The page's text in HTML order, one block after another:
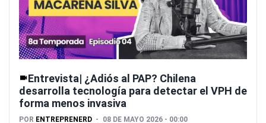
Entrevista| ¿Adiós al PAP? Chilena
desarrolla tecnología para detectar el VPH de
forma menos invasiva
POR ENTREPRENERD 08 DE MAYO 2026 - 00:00